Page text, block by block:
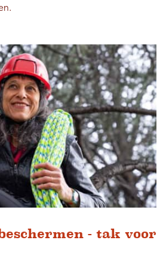
- tak voor